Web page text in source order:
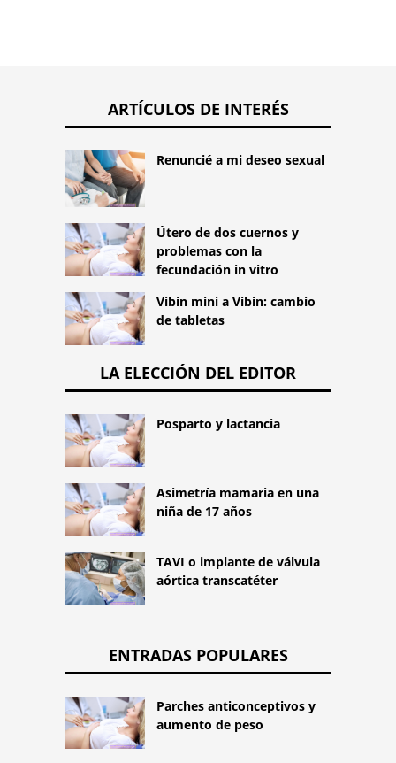
ARTÍCULOS DE INTERÉS
Renuncié a mi deseo sexual
Útero de dos cuernos y
problemas con la
fecundación in vitro
Vibin mini a Vibin: cambio
de tabletas
LA ELECCIÓN DEL EDITOR
Posparto y lactancia
Asimetría mamaria en una
niña de 17 años
TAVI o implante de válvula
aórtica transcatéter
ENTRADAS POPULARES
Parches anticonceptivos y
aumento de peso